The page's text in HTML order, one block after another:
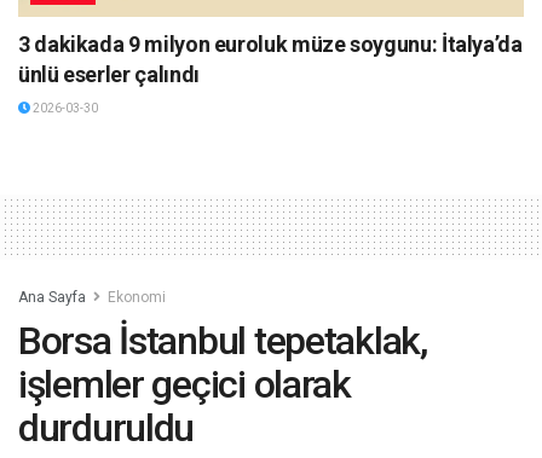
3 dakikada 9 milyon euroluk müze soygunu: İtalya’da
ünlü eserler çalındı
2026-03-30
Ana Sayfa Ekonomi
Borsa İstanbul tepetaklak,
işlemler geçici olarak
durduruldu